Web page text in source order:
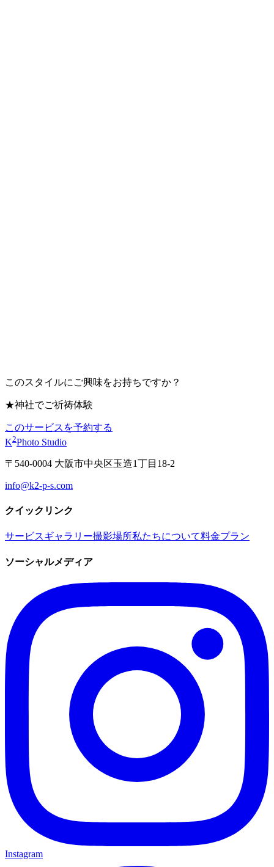
このスタイルにご興味をお持ちですか？
★神社でご祈祷体験
このサービスを予約する
K2Photo Studio
〒540-0004 大阪市中央区玉造1丁目18-2
info@k2-p-s.com
クイックリンク
サービスギャラリー撮影場所私たちについて料金プラン
ソーシャルメディア
Instagram